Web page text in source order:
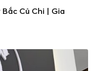
Củ Chi | Gia